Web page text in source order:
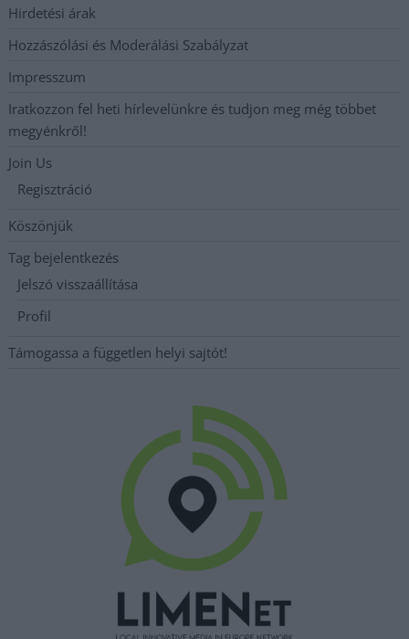
Hirdetési árak
Hozzászólási és Moderálási Szabályzat
Impresszum
Iratkozzon fel heti hírlevelünkre és tudjon meg még többet
megyénkről!
Join Us
Regisztráció
Köszönjük
Tag bejelentkezés
Jelszó visszaállítása
Profil
Támogassa a független helyi sajtót!